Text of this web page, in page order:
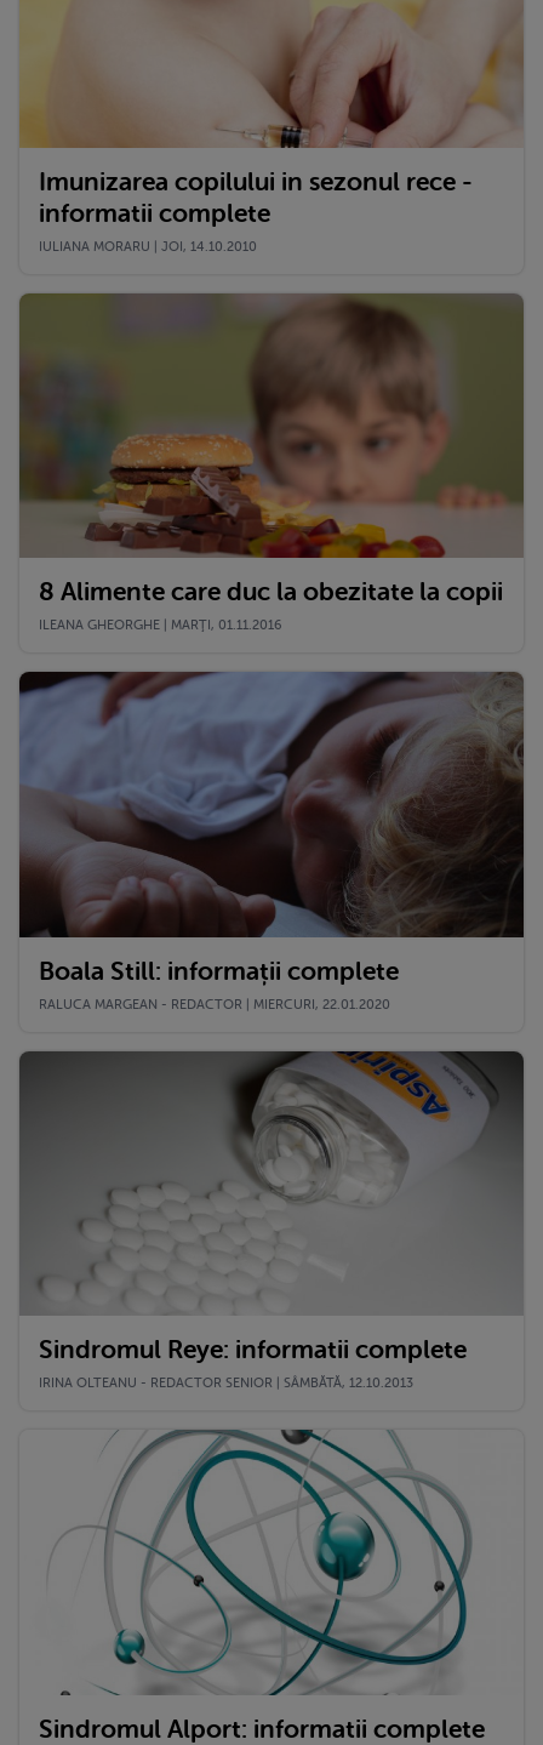
Imunizarea copilului in sezonul rece -
informatii complete
IULIANA MORARU | JOI, 14.10.2010
8 Alimente care duc la obezitate la copii
ILEANA GHEORGHE | MARŢI, 01.11.2016
Boala Still: informații complete
RALUCA MARGEAN - REDACTOR | MIERCURI, 22.01.2020
Sindromul Reye: informatii complete
IRINA OLTEANU - REDACTOR SENIOR | SÂMBĂTĂ, 12.10.2013
Sindromul Alport: informatii complete